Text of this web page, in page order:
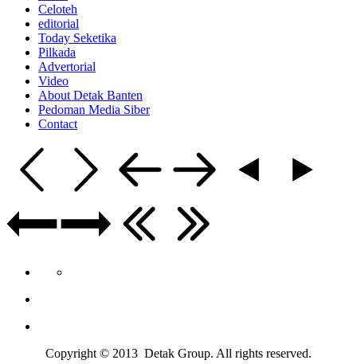
Celoteh
editorial
Today Seketika
Pilkada
Advertorial
Video
About Detak Banten
Pedoman Media Siber
Contact
Copyright © 2013 Detak Group. All rights reserved.